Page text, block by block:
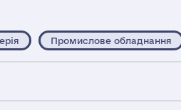
Промислове обладнання